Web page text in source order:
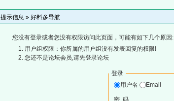
提示信息 » 好料多导航
您没有登录或者您没有权限访问此页面，可能有如下几个原因:
用户组权限：你所属的用户组没有发表回复的权限!
您还不是论坛会员,请先登录论坛
登录
用户名
Email
密 码